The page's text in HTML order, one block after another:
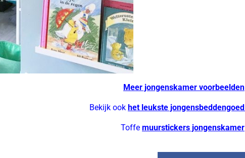
Meer jongenskamer voorbeelden
Bekijk ook het leukste jongensbeddengoed
Toffe muurstickers jongenskamer